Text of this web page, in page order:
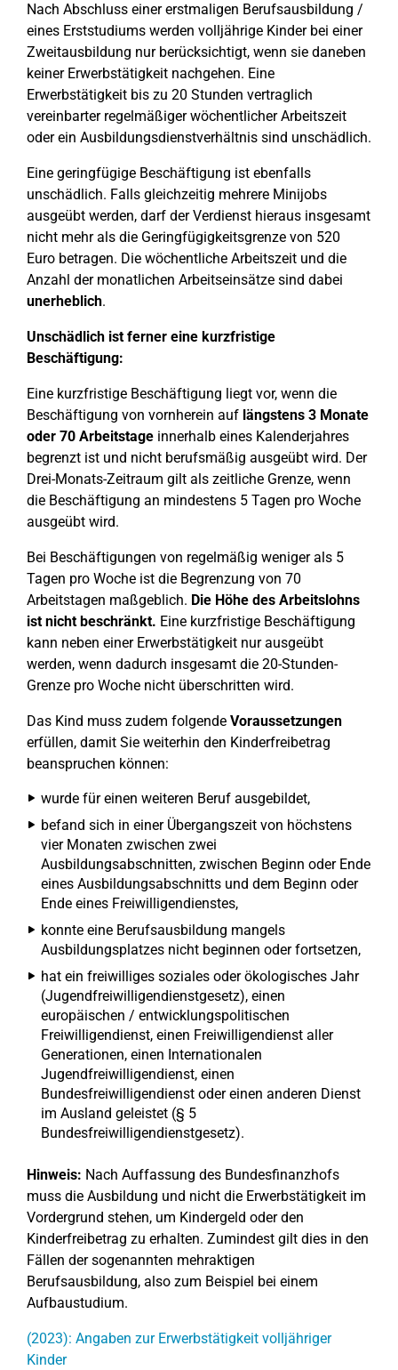
Nach Abschluss einer erstmaligen Berufsausbildung /
eines Erststudiums werden volljährige Kinder bei einer
Zweitausbildung nur berücksichtigt, wenn sie daneben
keiner Erwerbstätigkeit nachgehen. Eine
Erwerbstätigkeit bis zu 20 Stunden vertraglich
vereinbarter regelmäßiger wöchentlicher Arbeitszeit
oder ein Ausbildungsdienstverhältnis sind unschädlich.
Eine geringfügige Beschäftigung ist ebenfalls
unschädlich. Falls gleichzeitig mehrere Minijobs
ausgeübt werden, darf der Verdienst hieraus insgesamt
nicht mehr als die Geringfügigkeitsgrenze von 520
Euro betragen. Die wöchentliche Arbeitszeit und die
Anzahl der monatlichen Arbeitseinsätze sind dabei
unerheblich.
Unschädlich ist ferner eine kurzfristige
Beschäftigung:
Eine kurzfristige Beschäftigung liegt vor, wenn die
Beschäftigung von vornherein auf längstens 3 Monate
oder 70 Arbeitstage innerhalb eines Kalenderjahres
begrenzt ist und nicht berufsmäßig ausgeübt wird. Der
Drei-Monats-Zeitraum gilt als zeitliche Grenze, wenn
die Beschäftigung an mindestens 5 Tagen pro Woche
ausgeübt wird.
Bei Beschäftigungen von regelmäßig weniger als 5
Tagen pro Woche ist die Begrenzung von 70
Arbeitstagen maßgeblich. Die Höhe des Arbeitslohns
ist nicht beschränkt. Eine kurzfristige Beschäftigung
kann neben einer Erwerbstätigkeit nur ausgeübt
werden, wenn dadurch insgesamt die 20-Stunden-
Grenze pro Woche nicht überschritten wird.
Das Kind muss zudem folgende Voraussetzungen
erfüllen, damit Sie weiterhin den Kinderfreibetrag
beanspruchen können:
wurde für einen weiteren Beruf ausgebildet,
befand sich in einer Übergangszeit von höchstens
vier Monaten zwischen zwei
Ausbildungsabschnitten, zwischen Beginn oder Ende
eines Ausbildungsabschnitts und dem Beginn oder
Ende eines Freiwilligendienstes,
konnte eine Berufsausbildung mangels
Ausbildungsplatzes nicht beginnen oder fortsetzen,
hat ein freiwilliges soziales oder ökologisches Jahr
(Jugendfreiwilligendienstgesetz), einen
europäischen / entwicklungspolitischen
Freiwilligendienst, einen Freiwilligendienst aller
Generationen, einen Internationalen
Jugendfreiwilligendienst, einen
Bundesfreiwilligendienst oder einen anderen Dienst
im Ausland geleistet (§ 5
Bundesfreiwilligendienstgesetz).
Hinweis: Nach Auffassung des Bundesfinanzhofs
muss die Ausbildung und nicht die Erwerbstätigkeit im
Vordergrund stehen, um Kindergeld oder den
Kinderfreibetrag zu erhalten. Zumindest gilt dies in den
Fällen der sogenannten mehraktigen
Berufsausbildung, also zum Beispiel bei einem
Aufbaustudium.
(2023): Angaben zur Erwerbstätigkeit volljähriger
Kinder